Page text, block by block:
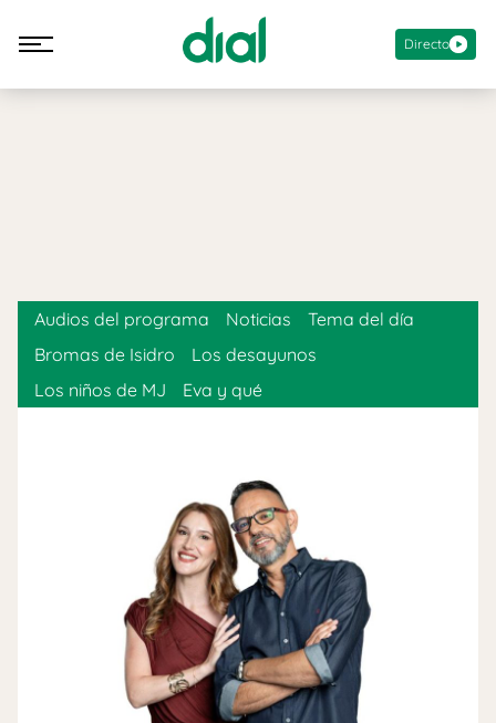
Directo
Audios del programa Noticias
Tema del día
Bromas de Isidro
Los desayunos
Los niños de MJ
Eva y qué